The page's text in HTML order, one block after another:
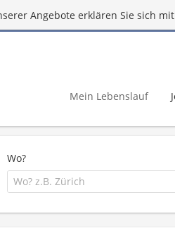
Angebote erklären Sie sich
Mein Lebenslauf
Wo?